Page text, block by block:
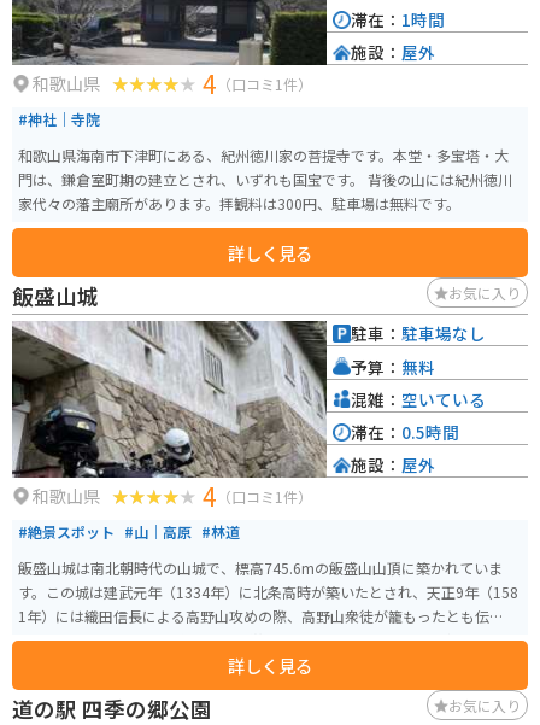
和歌山県 4 （口コミ1件）
#神社｜寺院
和歌山県海南市下津町にある、紀州徳川家の菩提寺です。本堂・多宝塔・大
門は、鎌倉室町期の建立とされ、いずれも国宝です。 背後の山には紀州徳川
家代々の藩主廟所があります。拝観料は300円、駐車場は無料です。
詳しく見る
滞在： 1時間
施設： 屋外
飯盛山城 お気に入り
和歌山県 4 （口コミ1件）
#絶景スポット #山｜高原 #林道
飯盛山城は南北朝時代の山城で、標高745.6mの飯盛山山頂に築かれていま
す。この城は建武元年（1334年）に北条高時が築いたとされ、天正9年（158
1年）には織田信長による高野山攻めの際、高野山衆徒が籠もったとも伝えら
れています。城は山頂を主郭とした単郭の城で、周囲に高い切岸が巡り、北
下に横堀がある構造です。秘境中の秘境で地図にはあるが道がないです。 飯
盛山城の特徴として、中世初期の山城ゆえに石垣はなく、山の地形を利用し
た土塁や横堀などの遺構が今も確認できます。しかし、現在山頂は整備され
詳しく見る
駐車： 駐車場なし
予算： 無料
混雑： 空いている
滞在： 0.5時間
施設： 屋外
道の駅 四季の郷公園 お気に入り